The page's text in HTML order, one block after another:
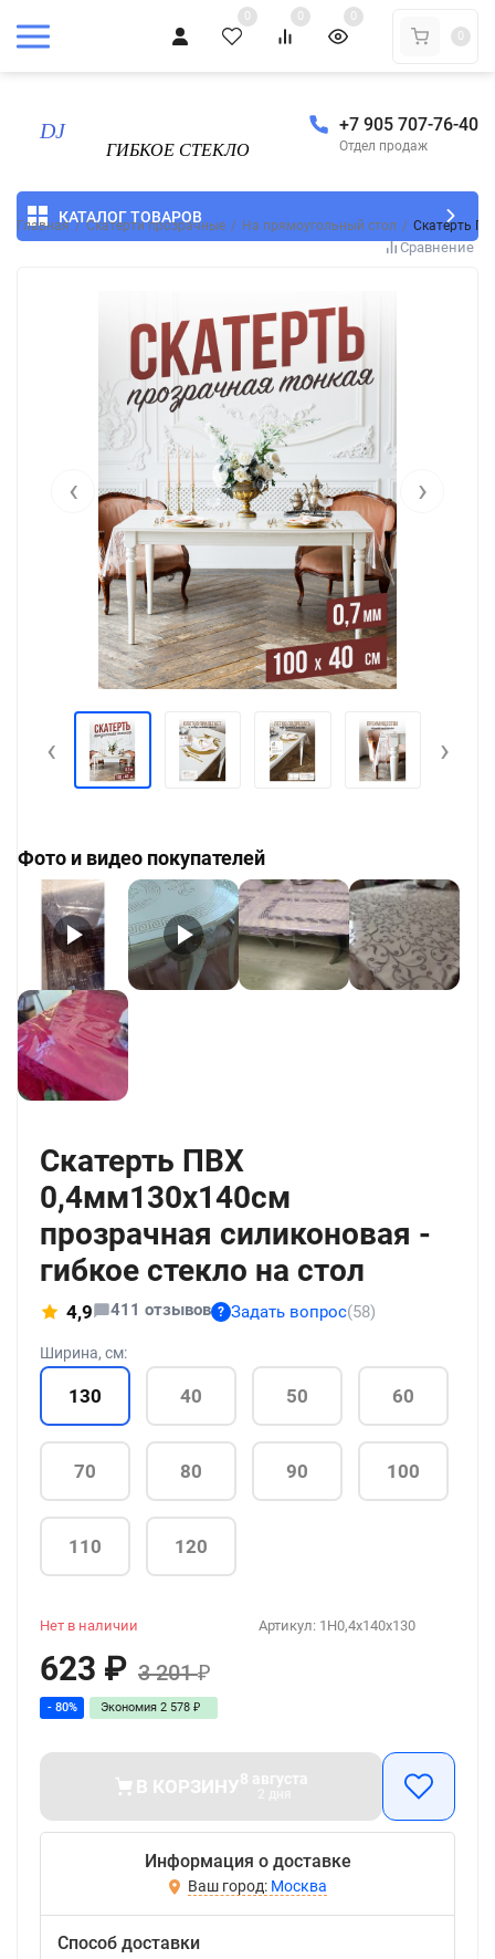
0 0
0
0
+7 905 707-76-40
Отдел продаж
КАТАЛОГ ТОВАРОВ
Главная / Скатерти прозрачные / На прямоугольный стол / Скатерть
Сравнение
‹ ›
‹ ›
Фото и видео покупателей
Скатерть ПВХ
0,4мм130x140см
прозрачная силиконовая -
гибкое стекло на стол
4,9 411 отзывов ? Задать вопрос(58)
Ширина, см:
130 40 50 60
70 80 90 100
110 120
Артикул: 1H0,4x140x130
Нет в наличии
623 ₽ 3 201₽
- 80% Экономия 2 578 ₽
В КОРЗИНУ8 августа
Информация о доставке
Москва
Способ доставки